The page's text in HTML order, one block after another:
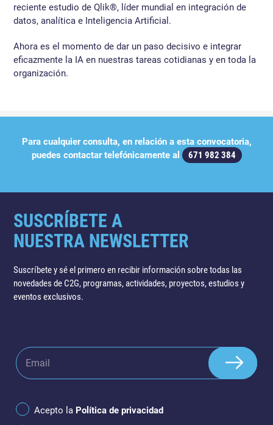
reciente estudio de Qlik®, líder mundial en integración de
datos, analítica e Inteligencia Artificial.
Ahora es el momento de dar un paso decisivo e integrar
eficazmente la IA en nuestras tareas cotidianas y en toda la
organización.
Para cualquier consulta, en relación a esta convocatoria,
puedes contactar telefónicamente al
671 982 384
SUSCRÍBETE A
NUESTRA NEWSLETTER
Suscríbete y sé el primero en recibir información sobre todas las
novedades de C2G, programas, actividades, proyectos, estudios y
eventos exclusivos.
Acepto la Política de privacidad